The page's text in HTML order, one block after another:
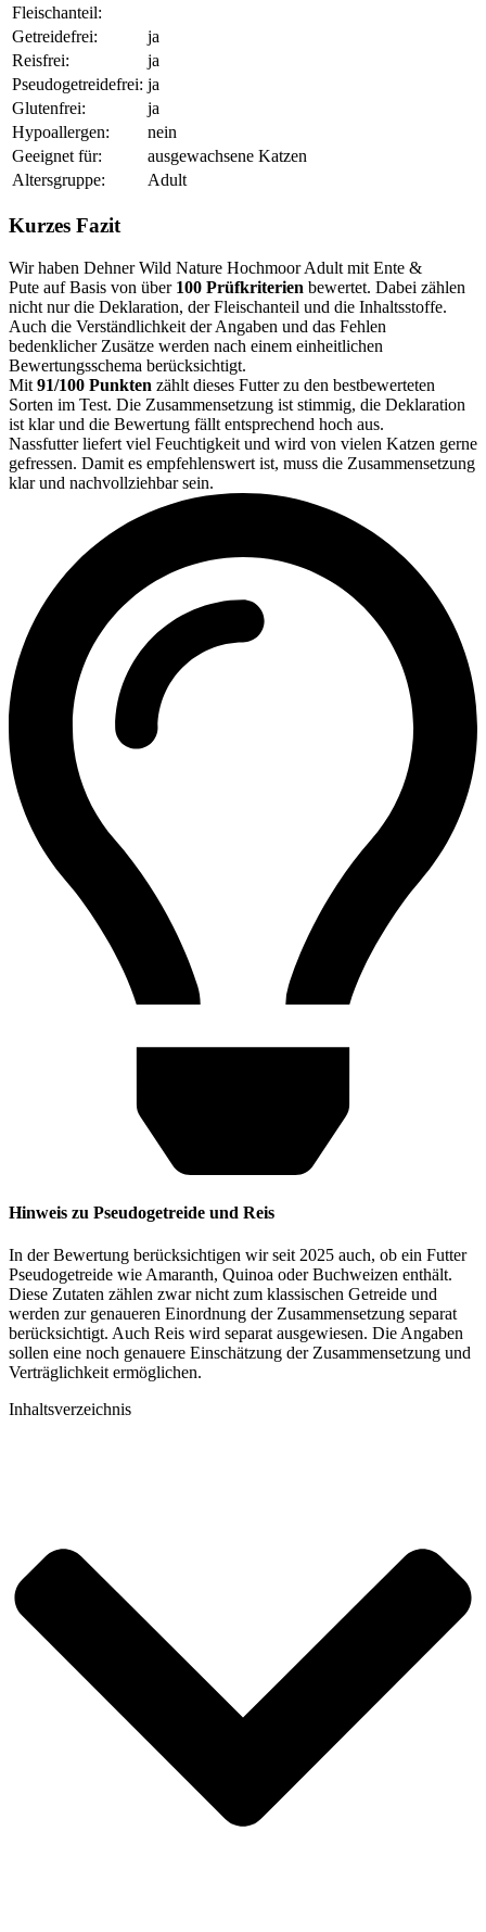
Fleischanteil:
Getreidefrei:
ja
Reisfrei:
ja
Pseudogetreidefrei: ja
Glutenfrei:
ja
Hypoallergen:
nein
Geeignet für:
ausgewachsene Katzen
Altersgruppe:
Adult
Kurzes Fazit
Wir haben Dehner Wild Nature Hochmoor Adult mit Ente &
Pute auf Basis von über 100 Prüfkriterien bewertet. Dabei zählen
nicht nur die Deklaration, der Fleischanteil und die Inhaltsstoffe.
Auch die Verständlichkeit der Angaben und das Fehlen
bedenklicher Zusätze werden nach einem einheitlichen
Bewertungsschema berücksichtigt.
Mit 91/100 Punkten zählt dieses Futter zu den bestbewerteten
Sorten im Test. Die Zusammensetzung ist stimmig, die Deklaration
ist klar und die Bewertung fällt entsprechend hoch aus.
Nassfutter liefert viel Feuchtigkeit und wird von vielen Katzen gerne
gefressen. Damit es empfehlenswert ist, muss die Zusammensetzung
klar und nachvollziehbar sein.
Hinweis zu Pseudogetreide und Reis
In der Bewertung berücksichtigen wir seit 2025 auch, ob ein Futter
Pseudogetreide wie Amaranth, Quinoa oder Buchweizen enthält.
Diese Zutaten zählen zwar nicht zum klassischen Getreide und
werden zur genaueren Einordnung der Zusammensetzung separat
berücksichtigt. Auch Reis wird separat ausgewiesen. Die Angaben
sollen eine noch genauere Einschätzung der Zusammensetzung und
Verträglichkeit ermöglichen.
Inhaltsverzeichnis​